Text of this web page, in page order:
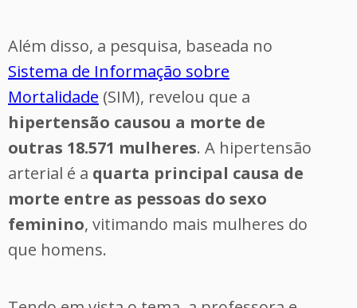
Além disso, a pesquisa, baseada no
Sistema de Informação sobre
Mortalidade (SIM), revelou que a
hipertensão causou a morte de
outras 18.571 mulheres. A hipertensão
arterial é a quarta principal causa de
morte entre as pessoas do sexo
feminino, vitimando mais mulheres do
que homens.